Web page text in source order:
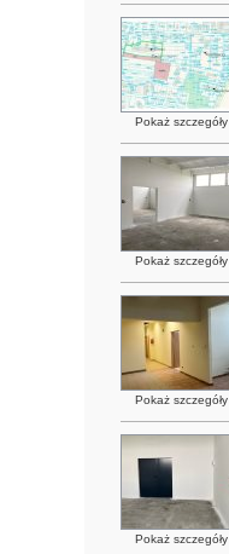
Pokaż szczegóły
Pokaż szczegóły
Pokaż szczegóły
Pokaż szczegóły